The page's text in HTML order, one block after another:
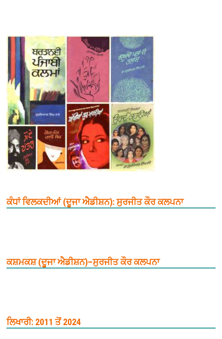
ਕੰਧਾਂ ਵਿਲਕਦੀਆਂ (ਦੂਜਾ ਐਡੀਸ਼ਨ): ਸੁਰਜੀਤ ਕੌਰ ਕਲਪਨਾ
ਕਸ਼ਮਕਸ਼ (ਦੂਜਾ ਐਡੀਸ਼ਨ)–ਸੁਰਜੀਤ ਕੌਰ ਕਲਪਨਾ
ਲਿਖਾਰੀ: 2011 ਤੋਂ 2024